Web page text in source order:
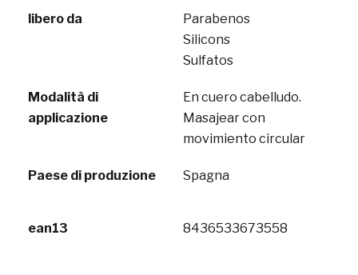
libero da
Parabenos
Silicons
Sulfatos
Modalità di
applicazione
En cuero cabelludo.
Masajear con
movimiento circular
Paese di produzione Spagna
ean13 8436533673558